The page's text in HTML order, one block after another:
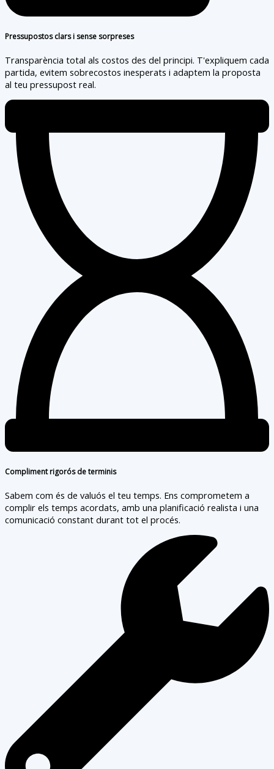
Pressupostos clars i sense sorpreses
Transparència total als costos des del principi. T'expliquem cada
partida, evitem sobrecostos inesperats i adaptem la proposta
al teu pressupost real.
Compliment rigorós de terminis
Sabem com és de valuós el teu temps. Ens comprometem a
complir els temps acordats, amb una planificació realista i una
comunicació constant durant tot el procés.